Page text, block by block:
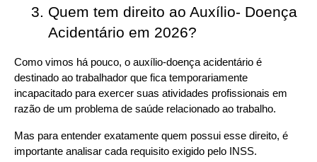
Quem tem direito ao Auxílio- Doença
Acidentário em 2026?
Como vimos há pouco, o auxílio-doença acidentário é
destinado ao trabalhador que fica temporariamente
incapacitado para exercer suas atividades profissionais em
razão de um problema de saúde relacionado ao trabalho.
Mas para entender exatamente quem possui esse direito, é
importante analisar cada requisito exigido pelo INSS.